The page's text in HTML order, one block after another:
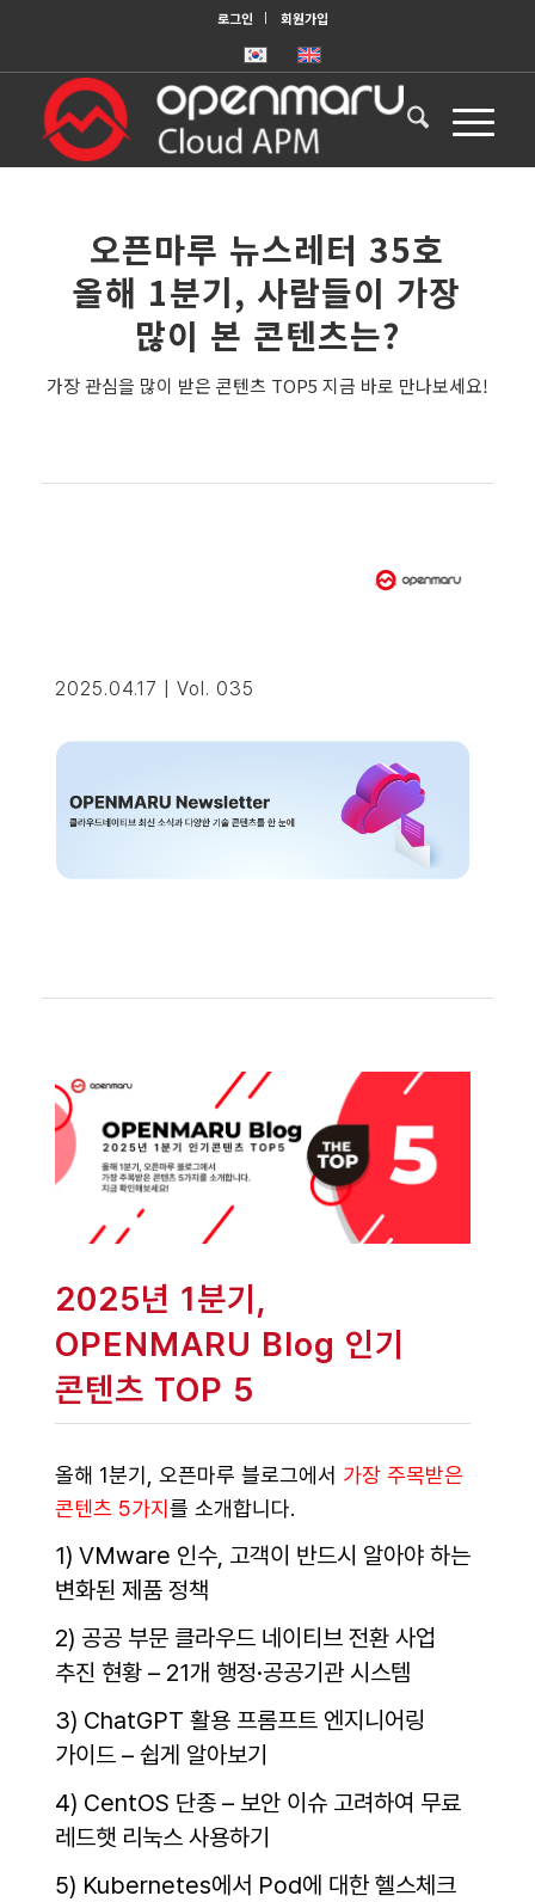
로그인 회원가입
오픈마루 뉴스레터 35호
올해 1분기, 사람들이 가장
많이 본 콘텐츠는?
가장 관심을 많이 받은 콘텐츠 TOP5 지금 바로 만나보세요!
2025.04.17 | Vol. 035
2025년 1분기,
OPENMARU Blog 인기
콘텐츠 TOP 5
올해 1분기, 오픈마루 블로그에서 가장 주목받은
콘텐츠 5가지 를 소개합니다.
1) VMware 인수, 고객이 반드시 알아야 하는
변화된 제품 정책
2) 공공 부문 클라우드 네이티브 전환 사업
추진 현황 – 21개 행정·공공기관 시스템
3) ChatGPT 활용 프롬프트 엔지니어링
가이드 – 쉽게 알아보기
4) CentOS 단종 – 보안 이슈 고려하여 무료
레드햇 리눅스 사용하기
5) Kubernetes에서 Pod에 대한 헬스체크